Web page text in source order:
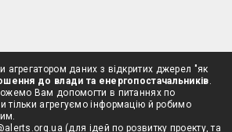
агрегатором даних з відкритих джерел "як
до влади та енергопостачальників.
Вам допомогти в питаннях по
тільки агрегуємо інформацію й робимо
(для ідей по розвитку проекту, та